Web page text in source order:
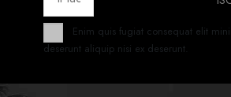
Enim quis fugiat consequat elit
deserunt aliquip nisi ex deserunt.